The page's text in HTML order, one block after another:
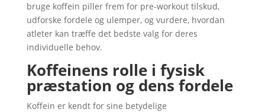
bruge koffein piller frem for pre-workout tilskud,
udforske fordele og ulemper, og vurdere, hvordan
atleter kan træffe det bedste valg for deres
individuelle behov.
Koffeinens rolle i fysisk
præstation og dens fordele
Koffein er kendt for sine betydelige